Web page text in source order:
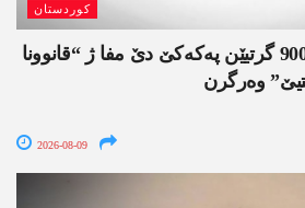
کوردستان
دەم پارتی: 3 ھەزار و 900 گرتیێن پەکەکێ دێ مفا ژ “قانوونا
وەرگرن
2026-08-09